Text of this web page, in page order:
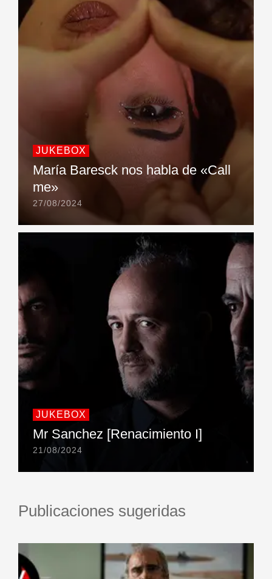
JUKEBOX
María Baresck nos habla de «Call
me»
27/08/2024
JUKEBOX
Mr Sanchez [Renacimiento I]
21/08/2024
Publicaciones sugeridas